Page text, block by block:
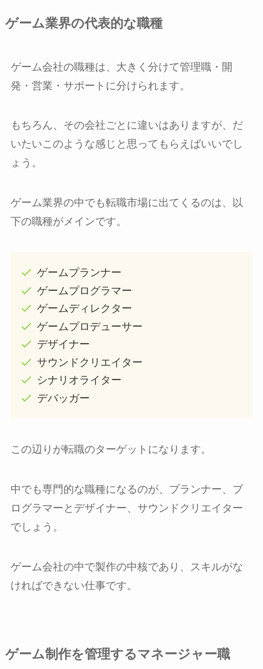
ゲーム業界の代表的な職種
ゲーム会社の職種は、大きく分けて管理職・開
発・営業・サポートに分けられます。
もちろん、その会社ごとに違いはありますが、だ
いたいこのような感じと思ってもらえばいいでし
ょう。
ゲーム業界の中でも転職市場に出てくるのは、以
下の職種がメインです。
ゲームプランナー
ゲームプログラマー
ゲームディレクター
ゲームプロデューサー
デザイナー
サウンドクリエイター
シナリオライター
デバッガー
この辺りが転職のターゲットになります。
中でも専門的な職種になるのが、プランナー、プ
ログラマーとデザイナー、サウンドクリエイター
でしょう。
ゲーム会社の中で製作の中核であり、スキルがな
ければできない仕事です。
ゲーム制作を管理するマネージャー職